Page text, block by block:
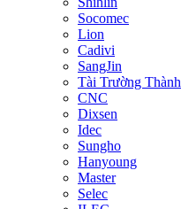
Socomec
Lion
Cadivi
SangJin
Tài Trường Thành
CNC
Dixsen
Idec
Sungho
Hanyoung
Master
Selec